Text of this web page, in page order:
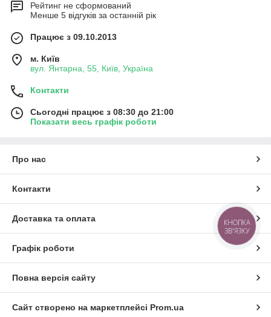
Рейтинг не сформований
Менше 5 відгуків за останній рік
Працює з 09.10.2013
м. Київ
вул. Янтарна, 55, Київ, Україна
Контакти
Сьогодні працює з 08:30 до 21:00
Показати весь графік роботи
Про нас
Контакти
Доставка та оплата
Графік роботи
Повна версія сайту
Сайт створено на маркетплейсі Prom.ua
КНОПКА
ЗВ'ЯЗКУ